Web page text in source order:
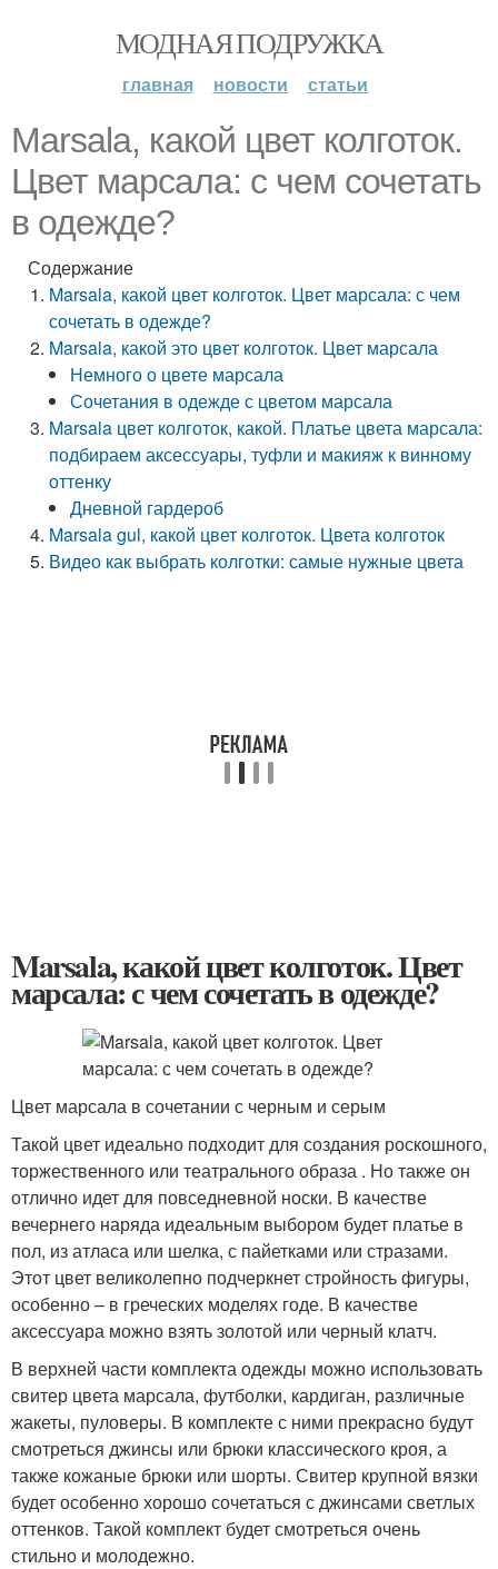
МОДНАЯ ПОДРУЖКА
главная новости статьи
Marsala, какой цвет колготок.
Цвет марсала: с чем сочетать
в одежде?
Содержание
Marsala, какой цвет колготок. Цвет марсала: с чем
сочетать в одежде?
Marsala, какой это цвет колготок. Цвет марсала
Немного о цвете марсала
Сочетания в одежде с цветом марсала
Marsala цвет колготок, какой. Платье цвета марсала:
подбираем аксессуары, туфли и макияж к винному
оттенку
Дневной гардероб
Marsala gul, какой цвет колготок. Цвета колготок
Видео как выбрать колготки: самые нужные цвета
Marsala, какой цвет колготок. Цвет
марсала: с чем сочетать в одежде?
Цвет марсала в сочетании с черным и серым
Такой цвет идеально подходит для создания роскошного,
торжественного или театрального образа . Но также он
отлично идет для повседневной носки. В качестве
вечернего наряда идеальным выбором будет платье в
пол, из атласа или шелка, с пайетками или стразами.
Этот цвет великолепно подчеркнет стройность фигуры,
особенно – в греческих моделях годе. В качестве
аксессуара можно взять золотой или черный клатч.
В верхней части комплекта одежды можно использовать
свитер цвета марсала, футболки, кардиган, различные
жакеты, пуловеры. В комплекте с ними прекрасно будут
смотреться джинсы или брюки классического кроя, а
также кожаные брюки или шорты. Свитер крупной вязки
будет особенно хорошо сочетаться с джинсами светлых
оттенков. Такой комплект будет смотреться очень
стильно и молодежно.